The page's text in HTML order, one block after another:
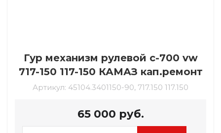
Гур механизм рулевой c-700 vw
717-150 117-150 КАМАЗ кап.ремонт
Артикул: 45104.3401150-90, 717.150 117.150
65 000 руб.